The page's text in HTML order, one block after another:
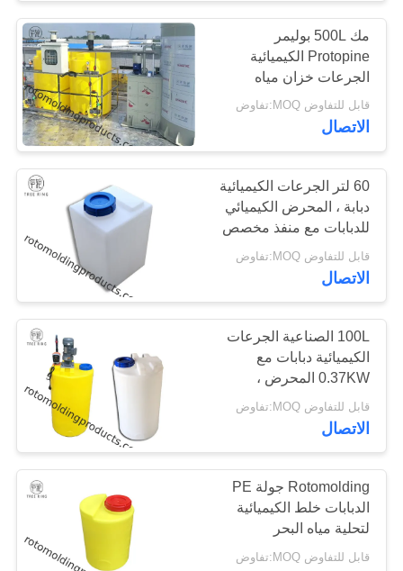
مك 500L بوليمر
Protopine الكيميائية
الجرعات خزان مياه
الصرف الصحي المعالجة ،
خزان خلط الكيميائية
قابل للتفاوض MOQ:تفاوض
الاتصال
60 لتر الجرعات الكيميائية
دبابة ، المحرض الكيميائي
للدبابات مع منفذ مخصص
قابل للتفاوض MOQ:تفاوض
الاتصال
100L الصناعية الجرعات
الكيميائية دبابات مع
0.37KW المحرض ،
مؤشرات المستوى
قابل للتفاوض MOQ:تفاوض
الاتصال
Rotomolding جولة PE
الدبابات خلط الكيميائية
لتحلية مياه البحر
قابل للتفاوض MOQ:تفاوض